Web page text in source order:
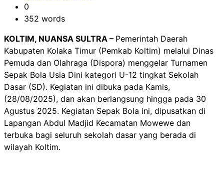
0
352 words
KOLTIM, NUANSA SULTRA – Pemerintah Daerah
Kabupaten Kolaka Timur (Pemkab Koltim) melalui Dinas
Pemuda dan Olahraga (Dispora) menggelar Turnamen
Sepak Bola Usia Dini kategori U-12 tingkat Sekolah
Dasar (SD). Kegiatan ini dibuka pada Kamis,
(28/08/2025), dan akan berlangsung hingga pada 30
Agustus 2025. Kegiatan Sepak Bola ini, dipusatkan di
Lapangan Abdul Madjid Kecamatan Mowewe dan
terbuka bagi seluruh sekolah dasar yang berada di
wilayah Koltim.